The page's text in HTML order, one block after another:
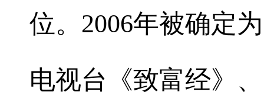
位。2006年被确定
电视台《致富经》